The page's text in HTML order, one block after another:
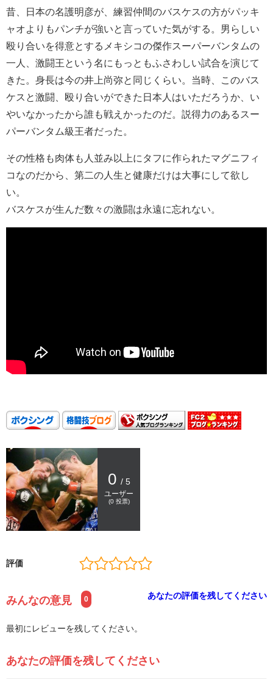
昔、日本の名護明彦が、練習仲間のバスケスの方がパッキ
ャオよりもパンチが強いと言っていた気がする。男らしい
殴り合いを得意とするメキシコの傑作スーパーバンタムの
一人、激闘王という名にもっともふさわしい試合を演じて
きた。身長は今の井上尚弥と同じくらい。当時、このバス
ケスと激闘、殴り合いができた日本人はいただろうか、い
やいなかったから誰も戦えかったのだ。説得力のあるスー
パーバンタム級王者だった。
その性格も肉体も人並み以上にタフに作られたマグニフィ
コなのだから、第二の人生と健康だけは大事にして欲し
い。
バスケスが生んだ数々の激闘は永遠に忘れない。
0 / 5
ユーザー
(0投票)
評価
みんなの意見 0 あなたの評価を残してください
最初にレビューを残してください。
あなたの評価を残してください